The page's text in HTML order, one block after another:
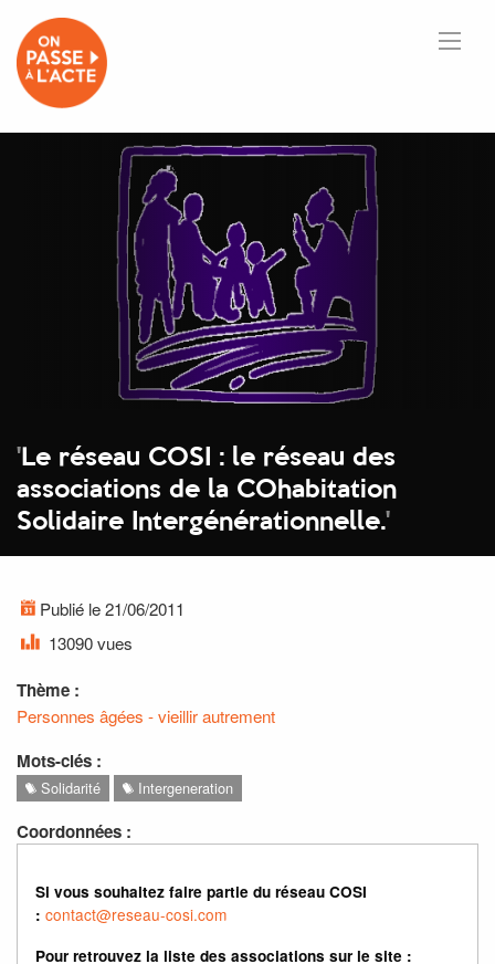
' Le réseau COSI : le réseau des
associations de la COhabitation
Solidaire Intergénérationnelle.'
Publié le 21/06/2011
13090 vues
Thème :
Personnes âgées - vieillir autrement
Mots-clés :
Solidarité Intergeneration
Coordonnées :
Si vous souhaitez faire partie du réseau COSI
: contact@reseau-cosi.com
Pour retrouvez la liste des associations sur le site :